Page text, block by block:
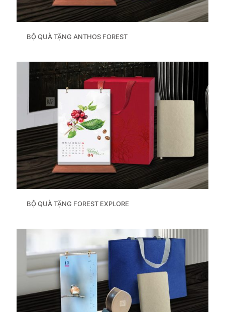
BỘ QUÀ TẶNG ANTHOS FOREST
BỘ QUÀ TẶNG FOREST EXPLORE